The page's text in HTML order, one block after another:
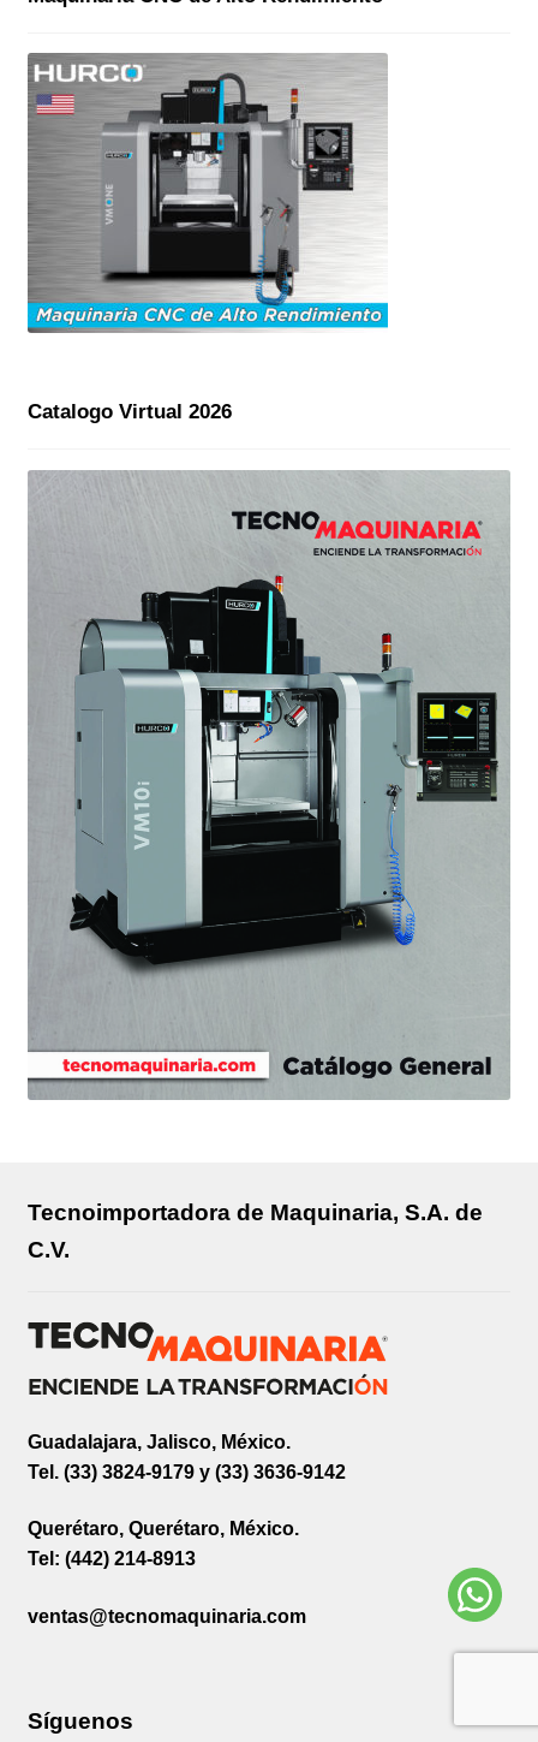
Catalogo Virtual 2026
Tecnoimportadora de Maquinaria, S.A. de
C.V.
Guadalajara, Jalisco, México.
Tel. (33) 3824-9179 y (33) 3636-9142
Querétaro, Querétaro, México.
Tel: (442) 214-8913
ventas@tecnomaquinaria.com
Síguenos